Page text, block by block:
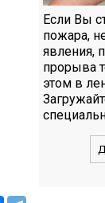
Если Вы
пожара,
явления,
прорыва
этом в